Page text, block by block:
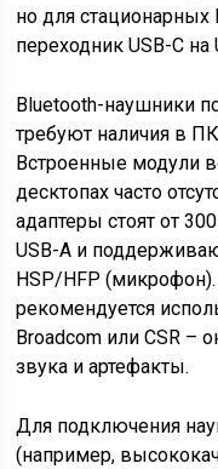
но для
переходник USB-C на
Bluetooth-наушники
требуют наличия в
Встроенные модули
десктопах часто
адаптеры стоят от
USB-A и
HSP/HFP
рекомендуется
Broadcom или CSR
звука и артефакты.
Для подключения
(например,